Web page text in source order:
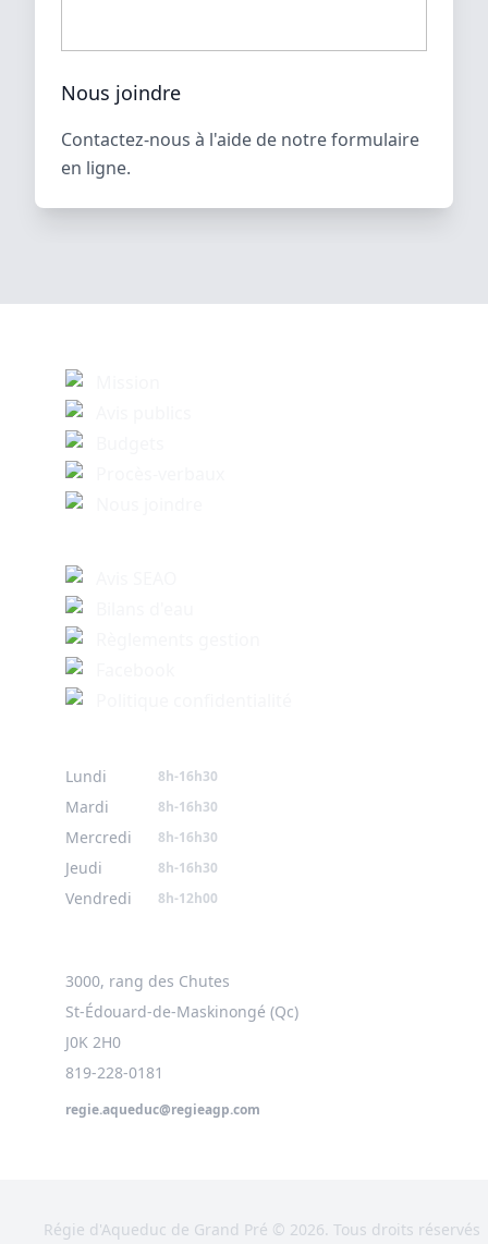
Nous joindre
Contactez-nous à l'aide de notre formulaire
en ligne.
Lundi 8h-16h30
Mardi 8h-16h30
Mercredi 8h-16h30
Jeudi 8h-16h30
Vendredi 8h-12h00
3000, rang des Chutes
St-Édouard-de-Maskinongé (Qc)
J0K 2H0
819-228-0181
regie.aqueduc@regieagp.com
Régie d'Aqueduc de Grand Pré © 2026. Tous droits réservés